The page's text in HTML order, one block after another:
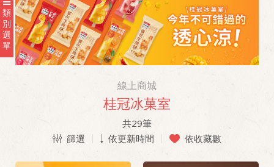
類
別
選
單
線上商城
桂冠冰菓室
共29筆
篩選
依更新時間 依收藏數